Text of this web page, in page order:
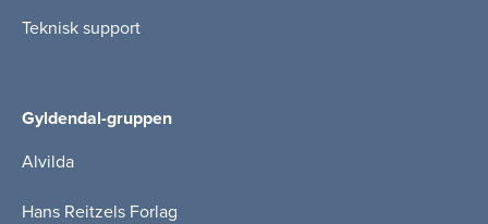
Teknisk support
Gyldendal-gruppen
Alvilda
Hans Reitzels Forlag